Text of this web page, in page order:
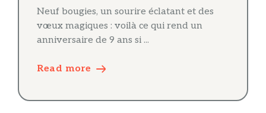
Neuf bougies, un sourire éclatant et des
vœux magiques : voilà ce qui rend un
anniversaire de 9 ans si ...
Read more